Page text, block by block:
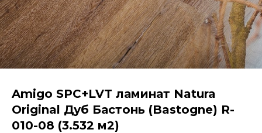
Amigo SPC+LVT ламинат Natura
Original Дуб Бастонь (Bastogne) R-
010-08 (3.532 м2)